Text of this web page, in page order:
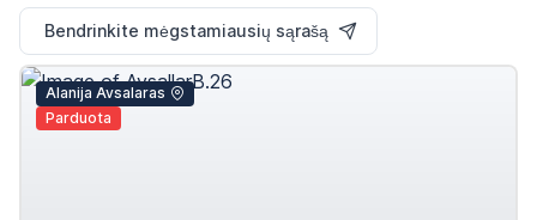
Bendrinkite mėgstamiausių sąrašą
Alanija Avsalaras
Parduota